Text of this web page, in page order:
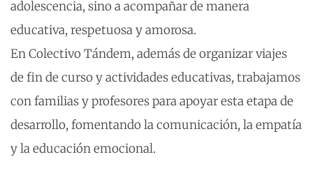
adolescencia, sino a acompañar de manera
educativa, respetuosa y amorosa.
En Colectivo Tándem, además de organizar viajes
de fin de curso y actividades educativas, trabajamos
con familias y profesores para apoyar esta etapa de
desarrollo, fomentando la comunicación, la empatía
y la educación emocional.